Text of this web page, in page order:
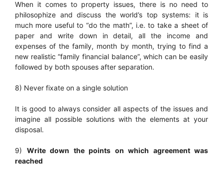
When it comes to property issues, there is no need to
philosophize and discuss the world’s top systems: it is
much more useful to “do the math”, i.e. to take a sheet of
paper and write down in detail, all the income and
expenses of the family, month by month, trying to find a
new realistic “family financial balance”, which can be easily
followed by both spouses after separation.
8) Never fixate on a single solution
It is good to always consider all aspects of the issues and
imagine all possible solutions with the elements at your
disposal.
9) Write down the points on which agreement was
reached